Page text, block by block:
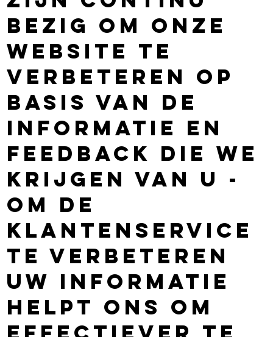
bezig om onze
website te
verbeteren op
basis van de
informatie en
feedback die we
krijgen van u -
Om de
klantenservice
te verbeteren
Uw informatie
helpt ons om